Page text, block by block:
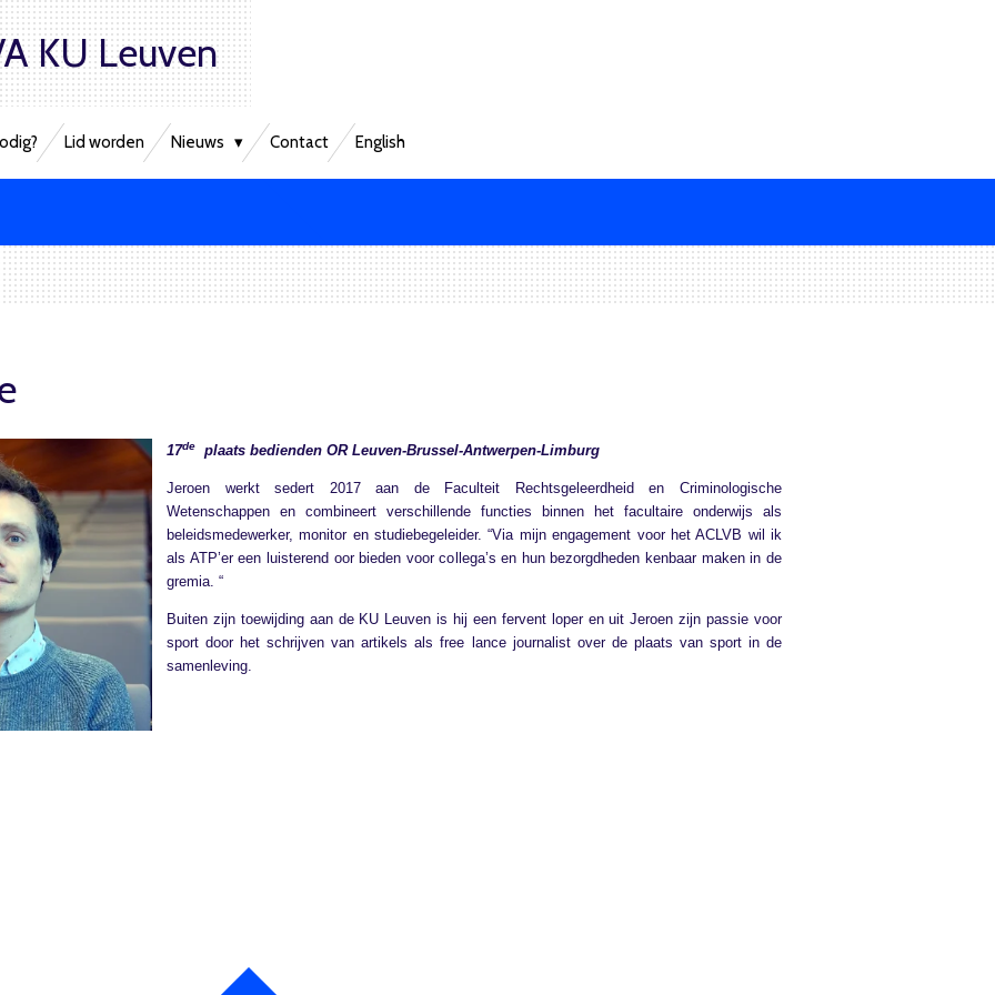
KU Leuven
Lid worden Nieuws Contact English
17de plaats bedienden OR Leuven-Brussel-Antwerpen-Limburg
Jeroen werkt sedert 2017 aan de Faculteit Rechtsgeleerdheid en Criminologische
Wetenschappen en combineert verschillende functies binnen het facultaire onderwijs als
beleidsmedewerker, monitor en studiebegeleider. “Via mijn engagement voor het ACLVB wil ik
als ATP’er een luisterend oor bieden voor collega’s en hun bezorgdheden kenbaar maken in de
gremia. “
Buiten zijn toewijding aan de KU Leuven is hij een fervent loper en uit Jeroen zijn passie voor
sport door het schrijven van artikels als free lance journalist over de plaats van sport in de
samenleving.